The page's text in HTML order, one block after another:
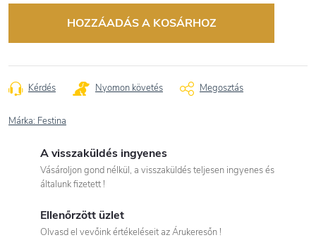
HOZZÁADÁS A KOSÁRHOZ
Kérdés Nyomon követés Megosztás
Márka: Festina
A visszaküldés ingyenes
Vásároljon gond nélkül, a visszaküldés teljesen ingyenes és
általunk fizetett !
Ellenőrzött üzlet
Olvasd el vevőink értékeléseit az Árukeresőn !